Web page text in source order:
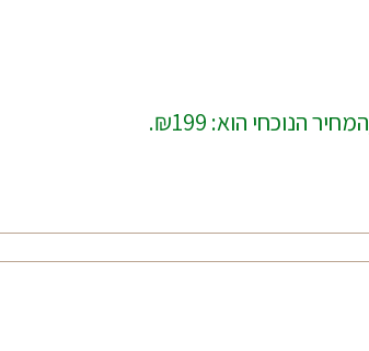
המחיר הנוכחי הוא: ₪199.